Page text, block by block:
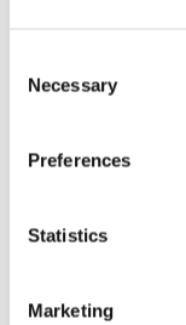
Selection
Necessary
Preferences
Statistics
Marketing
Før køb
Sådan
Kontakt
ESG